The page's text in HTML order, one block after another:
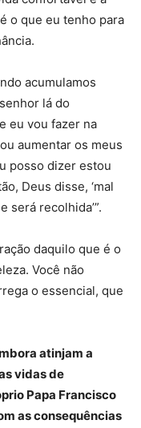
o que eu tenho para
acumulamos
lá do
eu vou fazer na
aumentar os meus
posso dizer estou
Deus disse, ‘mal
será recolhida’”.
daquilo que é o
Você não
o essencial, que
atinjam a
vidas de
Papa Francisco
as consequências